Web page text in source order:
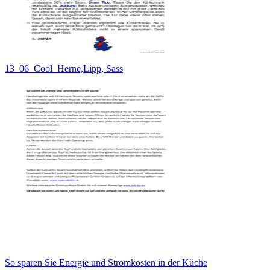
13_06_Cool_Herne,Lipp, Sass
So sparen Sie Energie und Stromkosten in der Küche